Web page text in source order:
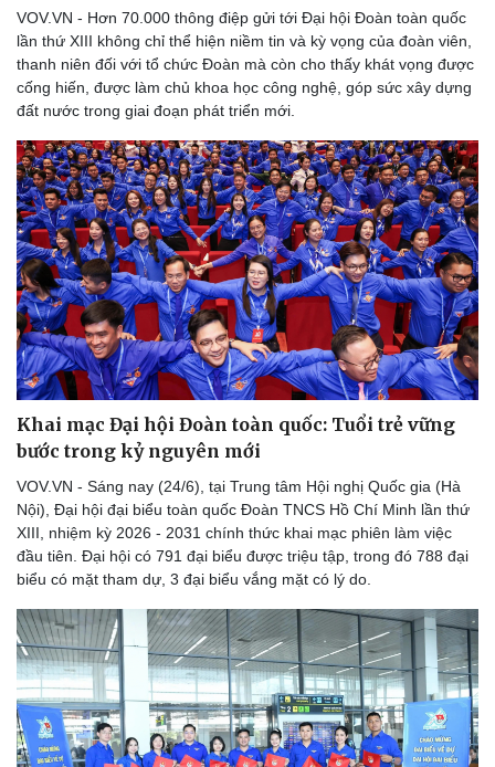
Sức khỏe
Dinh dưỡng - món ngon
Cây thuốc
Sản phụ khoa
Nhi khoa
Nam khoa
Làm đẹp - giảm cân
Phòng mạch online
Ăn sạch sống khỏe
Đời sống
Nhà đẹp
Blog
Tình yêu - Gia đình
VOV.VN - Hơn 70.000 thông điệp gửi tới Đại hội Đoàn toàn quốc
lần thứ XIII không chỉ thể hiện niềm tin và kỳ vọng của đoàn viên,
thanh niên đối với tổ chức Đoàn mà còn cho thấy khát vọng được
cống hiến, được làm chủ khoa học công nghệ, góp sức xây dựng
đất nước trong giai đoạn phát triển mới.
Khai mạc Đại hội Đoàn toàn quốc: Tuổi trẻ vững
bước trong kỷ nguyên mới
VOV.VN - Sáng nay (24/6), tại Trung tâm Hội nghị Quốc gia (Hà
Nội), Đại hội đại biểu toàn quốc Đoàn TNCS Hồ Chí Minh lần thứ
XIII, nhiệm kỳ 2026 - 2031 chính thức khai mạc phiên làm việc
đầu tiên. Đại hội có 791 đại biểu được triệu tập, trong đó 788 đại
biểu có mặt tham dự, 3 đại biểu vắng mặt có lý do.